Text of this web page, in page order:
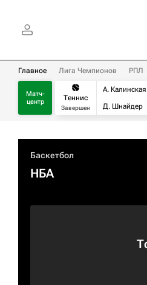
Главное Лига Чемпионов РПЛ
Матч-
центр
Теннис
Завершен
А. Калинская
Д. Шнайдер
Баскетбол
НБА